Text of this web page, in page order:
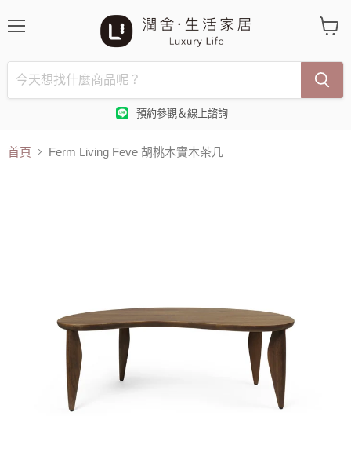
預約參觀＆線上諮詢
購
物
車
首頁 Ferm Living Feve 胡桃木實木茶几